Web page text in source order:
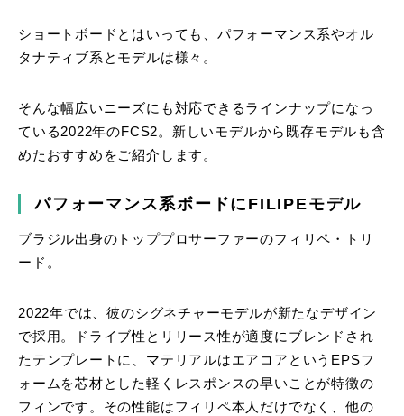
ショートボードとはいっても、パフォーマンス系やオル
タナティブ系とモデルは様々。
そんな幅広いニーズにも対応できるラインナップになっ
ている2022年のFCS2。新しいモデルから既存モデルも含
めたおすすめをご紹介します。
パフォーマンス系ボードにFILIPEモデル
ブラジル出身のトッププロサーファーのフィリペ・トリ
ード。
2022年では、彼のシグネチャーモデルが新たなデザイン
で採用。ドライブ性とリリース性が適度にブレンドされ
たテンプレートに、マテリアルはエアコアというEPSフ
ォームを芯材とした軽くレスポンスの早いことが特徴の
フィンです。その性能はフィリペ本人だけでなく、他の